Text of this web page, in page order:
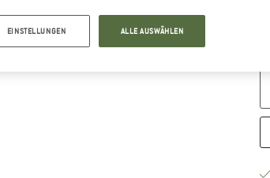
EINSTELLUNGEN ALLE AUSWÄHLEN